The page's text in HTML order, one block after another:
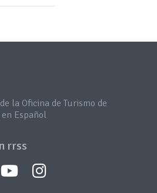
la Oficina de Turismo de
en Español
rrss